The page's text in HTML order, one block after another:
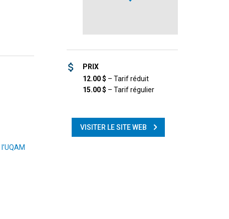
PRIX
12.00$ – Tarif réduit
15.00$ – Tarif régulier
VISITER LE SITE WEB